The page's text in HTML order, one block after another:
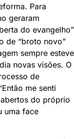
Para
geraram
do evangelho”
de “broto novo”
sempre esteve
novas visões. O
de
me senti
do próprio
uma face